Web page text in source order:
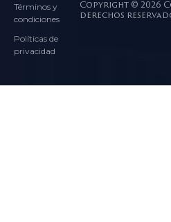
Términos y
condiciones
Políticas de
privacidad
Copyright © 2026
derechos